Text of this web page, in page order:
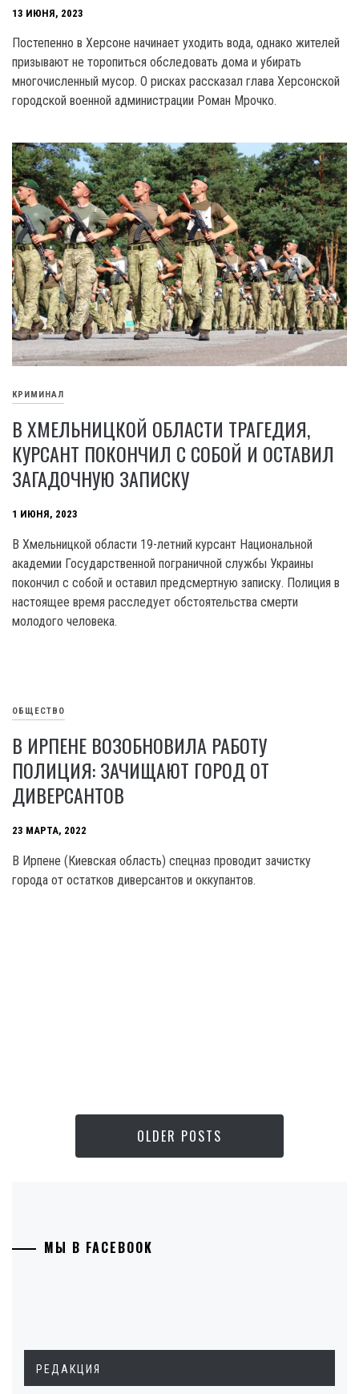
13 ИЮНЯ, 2023
Постепенно в Херсоне начинает уходить вода, однако жителей
призывают не торопиться обследовать дома и убирать
многочисленный мусор. О рисках рассказал глава Херсонской
городской военной администрации Роман Мрочко.
КРИМИНАЛ
В ХМЕЛЬНИЦКОЙ ОБЛАСТИ ТРАГЕДИЯ,
КУРСАНТ ПОКОНЧИЛ С СОБОЙ И ОСТАВИЛ
ЗАГАДОЧНУЮ ЗАПИСКУ
1 ИЮНЯ, 2023
В Хмельницкой области 19-летний курсант Национальной
академии Государственной пограничной службы Украины
покончил с собой и оставил предсмертную записку. Полиция в
настоящее время расследует обстоятельства смерти
молодого человека.
ОБЩЕСТВО
В ИРПЕНЕ ВОЗОБНОВИЛА РАБОТУ
ПОЛИЦИЯ: ЗАЧИЩАЮТ ГОРОД ОТ
ДИВЕРСАНТОВ
23 МАРТА, 2022
В Ирпене (Киевская область) спецназ проводит зачистку
города от остатков диверсантов и оккупантов.
OLDER POSTS
МЫ В FACEBOOK
РЕДАКЦИЯ